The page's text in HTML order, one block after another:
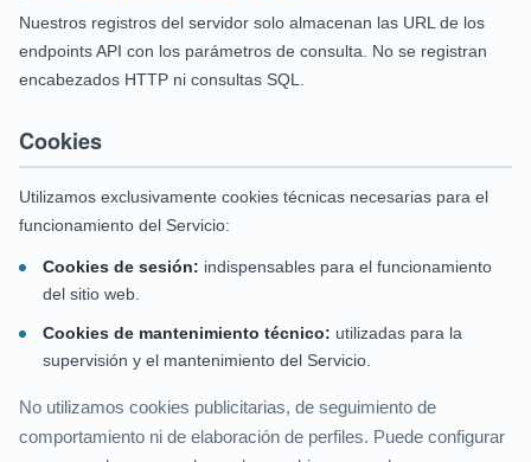
Nuestros registros del servidor solo almacenan las URL de los
endpoints API con los parámetros de consulta. No se registran
encabezados HTTP ni consultas SQL.
Cookies
Utilizamos exclusivamente cookies técnicas necesarias para el
funcionamiento del Servicio:
Cookies de sesión: indispensables para el funcionamiento
del sitio web.
Cookies de mantenimiento técnico: utilizadas para la
supervisión y el mantenimiento del Servicio.
No utilizamos cookies publicitarias, de seguimiento de
comportamiento ni de elaboración de perfiles. Puede configurar